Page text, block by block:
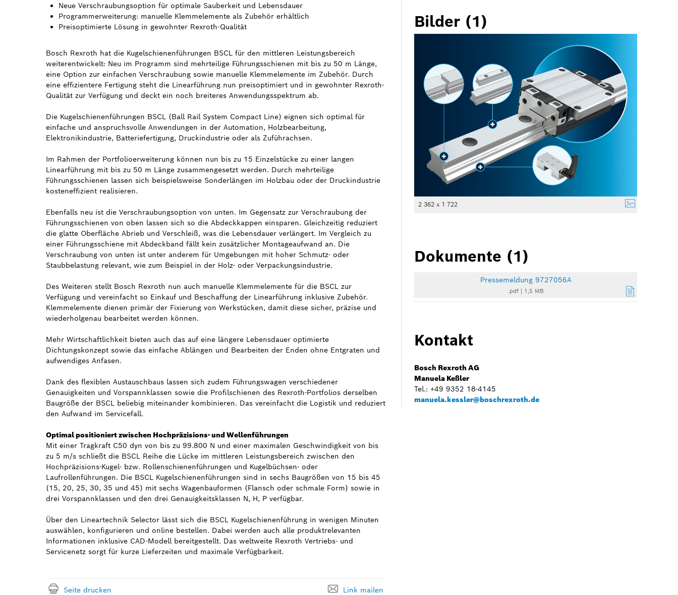
Neue Verschraubungsoption für optimale Sauberkeit und Lebensdauer
Programmerweiterung: manuelle Klemmelemente als Zubehör erhältlich
Preisoptimierte Lösung in gewohnter Rexroth-Qualität
Bosch Rexroth hat die Kugelschienenführungen BSCL für den mittleren Leistungsbereich
weiterentwickelt: Neu im Programm sind mehrteilige Führungsschienen mit bis zu 50 m Länge,
eine Option zur einfachen Verschraubung sowie manuelle Klemmelemente im Zubehör. Durch
eine effizientere Fertigung steht die Linearführung nun preisoptimiert und in gewohnter Rexroth-
Qualität zur Verfügung und deckt ein noch breiteres Anwendungsspektrum ab.
Die Kugelschienenführungen BSCL (Ball Rail System Compact Line) eignen sich optimal für
einfache und anspruchsvolle Anwendungen in der Automation, Holzbearbeitung,
Elektronikindustrie, Batteriefertigung, Druckindustrie oder als Zuführachsen.
Im Rahmen der Portfolioerweiterung können nun bis zu 15 Einzelstücke zu einer langen
Linearführung mit bis zu 50 m Länge zusammengesetzt werden. Durch mehrteilige
Führungsschienen lassen sich beispielsweise Sonderlängen im Holzbau oder der Druckindustrie
kosteneffizient realisieren.
Ebenfalls neu ist die Verschraubungsoption von unten. Im Gegensatz zur Verschraubung der
Führungsschienen von oben lassen sich so die Abdeckkappen einsparen. Gleichzeitig reduziert
die glatte Oberfläche Abrieb und Verschleiß, was die Lebensdauer verlängert. Im Vergleich zu
einer Führungsschiene mit Abdeckband fällt kein zusätzlicher Montageaufwand an. Die
Verschraubung von unten ist unter anderem für Umgebungen mit hoher Schmutz- oder
Staubbelastung relevant, wie zum Beispiel in der Holz- oder Verpackungsindustrie.
Des Weiteren stellt Bosch Rexroth nun auch manuelle Klemmelemente für die BSCL zur
Verfügung und vereinfacht so Einkauf und Beschaffung der Linearführung inklusive Zubehör.
Klemmelemente dienen primär der Fixierung von Werkstücken, damit diese sicher, präzise und
wiederholgenau bearbeitet werden können.
Mehr Wirtschaftlichkeit bieten auch das auf eine längere Lebensdauer optimierte
Dichtungskonzept sowie das einfache Ablängen und Bearbeiten der Enden ohne Entgraten und
aufwendiges Anfasen.
Dank des flexiblen Austauschbaus lassen sich zudem Führungswagen verschiedener
Genauigkeiten und Vorspannklassen sowie die Profilschienen des Rexroth-Portfolios derselben
Baugröße der BSCL beliebig miteinander kombinieren. Das vereinfacht die Logistik und reduziert
den Aufwand im Servicefall.
Optimal positioniert zwischen Hochpräzisions- und Wellenführungen
Mit einer Tragkraft C50 dyn von bis zu 99.800 N und einer maximalen Geschwindigkeit von bis
zu 5 m/s schließt die BSCL Reihe die Lücke im mittleren Leistungsbereich zwischen den
Hochpräzisions-Kugel- bzw. Rollenschienenführungen und Kugelbüchsen- oder
Laufrollenführungen. Die BSCL Kugelschienenführungen sind in sechs Baugrößen von 15 bis 45
(15, 20, 25, 30, 35 und 45) mit sechs Wagenbauformen (Flansch oder schmale Form) sowie in
drei Vorspannklassen und den drei Genauigkeitsklassen N, H, P verfügbar.
Über den Lineartechnik Selector lässt sich die BSCL Kugelschienenführung in wenigen Minuten
auswählen, konfigurieren und online bestellen. Dabei werden auch alle produktrelevanten
Informationen inklusive CAD-Modell bereitgestellt. Das weltweite Rexroth Vertriebs- und
Servicenetz sorgt für kurze Lieferzeiten und maximale Verfügbarkeit.
Seite drucken Link mailen
Bilder (1)
2 362 x 1 722
Dokumente (1)
Pressemeldung 9727056A
.pdf| 1,5 MB
Kontakt
Bosch Rexroth AG
Manuela Keßler
Tel.: +49 9352 18-4145
manuela.kessler@boschrexroth.de